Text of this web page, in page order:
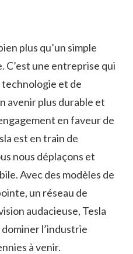
plus qu’un simple
une entreprise qui
technologie et de
avenir plus durable et
en faveur de
est en train de
nous déplaçons et
Avec des modèles de
un réseau de
audacieuse, Tesla
l’industrie
à venir.